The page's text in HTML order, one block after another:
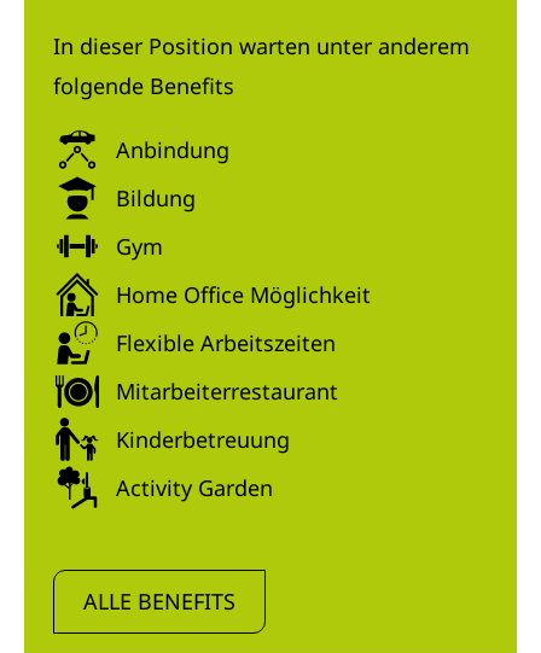
In dieser Position warten unter anderem
folgende Benefits
Anbindung
Bildung
Gym
Home Office Möglichkeit
Flexible Arbeitszeiten
Mitarbeiterrestaurant
Kinderbetreuung
Activity Garden
ALLE BENEFITS